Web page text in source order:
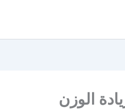
الوزن